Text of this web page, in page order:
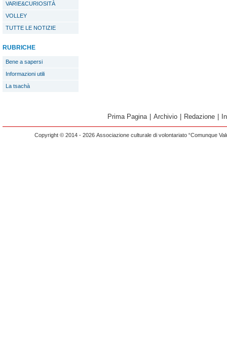
VARIE&CURIOSITÀ
VOLLEY
TUTTE LE NOTIZIE
RUBRICHE
Bene a sapersi
Informazioni utili
La tsachà
Prima Pagina Archivio Redazione
Copyright © 2014 - 2026 Associazione culturale di volontariato “Comunque